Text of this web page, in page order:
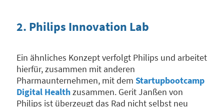
2. Philips Innovation Lab
Ein ähnliches Konzept verfolgt Philips und arbeitet
hierfür, zusammen mit anderen
Pharmaunternehmen, mit dem Startupbootcamp
Digital Healthzusammen. Gerit Janßen von
Philips ist überzeugt das Rad nicht selbst neu